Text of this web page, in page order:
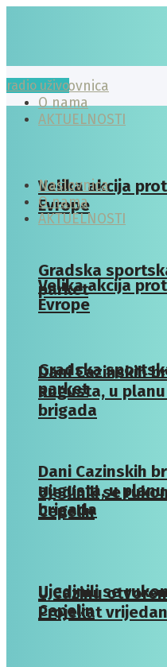
Naslovnica
O nama
AKTUELNOSTI
Velika akcija
Evrope
Gradska
parket
Dani Cazinskih
augusta, u
brigada
Ujedinili se
Cepelin
U Cazinu
Projekat
radio uživo
Naslovnica
O nama
AKTUELNOSTI
Velika akcija
Evrope
Gradska
parket
Dani Cazinskih
augusta, u
brigada
Ujedinili se
Cepelin